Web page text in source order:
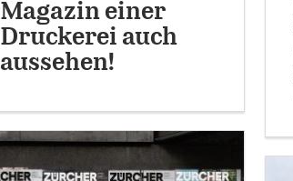
Magazin einer
Druckerei auch
aussehen!